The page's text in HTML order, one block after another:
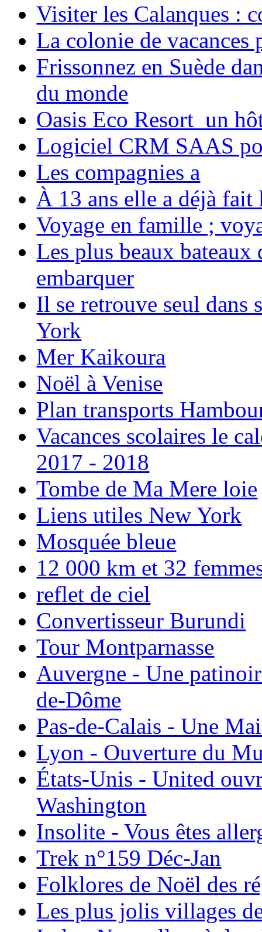
Visiter les Calanques :
La colonie de vacances
Frissonnez en Suède
du monde
Oasis Eco Resort un
Logiciel CRM SAAS
Les compagnies a
À 13 ans elle a déjà
Voyage en famille ;
Les plus beaux bateaux
embarquer
Il se retrouve seul dans
York
Mer Kaikoura
Noël à Venise
Plan transports
Vacances scolaires le
2017 - 2018
Tombe de Ma Mere loie
Liens utiles New York
Mosquée bleue
12 000 km et 32
reflet de ciel
Convertisseur Burundi
Tour Montparnasse
Auvergne - Une
de-Dôme
Pas-de-Calais - Une
Lyon - Ouverture du
États-Unis - United
Washington
Insolite - Vous êtes
Trek n°159 Déc-Jan
Folklores de Noël des
Les plus jolis villages